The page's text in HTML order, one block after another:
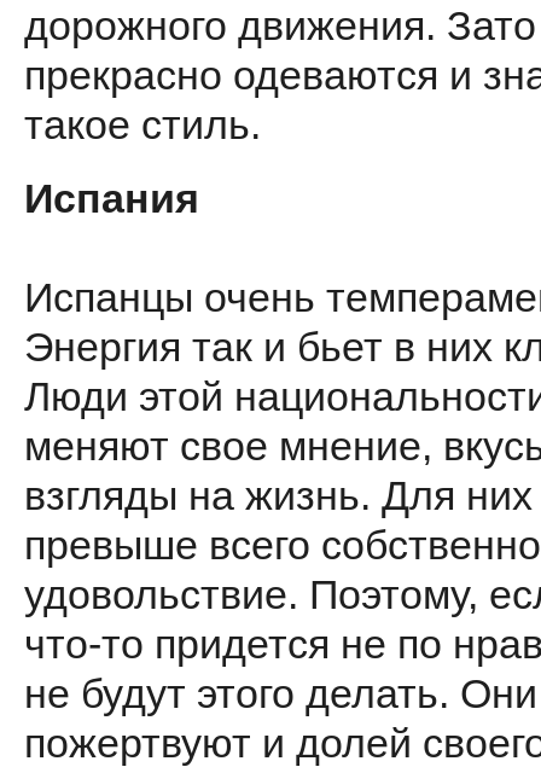
дорожного движения. Зато
прекрасно одеваются и
такое стиль.
Испания
Испанцы очень
Энергия так и бьет в них
Люди этой
меняют свое мнение,
взгляды на жизнь. Для них
превыше всего
удовольствие. Поэтому,
что-то придется не по
не будут этого делать.
пожертвуют и долей